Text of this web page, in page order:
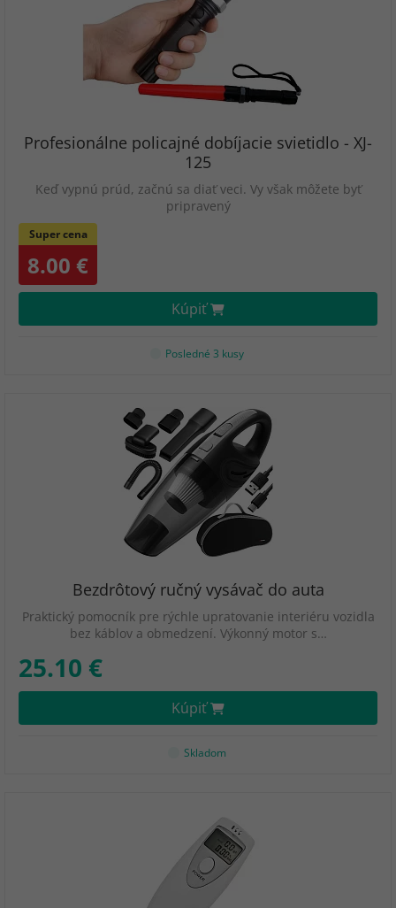
Profesionálne policajné dobíjacie svietidlo - XJ-
125
Keď vypnú prúd, začnú sa diať veci. Vy však môžete byť
pripravený
Super cena
8.00 €
Kúpiť
Posledné 3 kusy
Bezdrôtový ručný vysávač do auta
Praktický pomocník pre rýchle upratovanie interiéru vozidla
bez káblov a obmedzení. Výkonný motor s…
25.10 €
Kúpiť
Skladom